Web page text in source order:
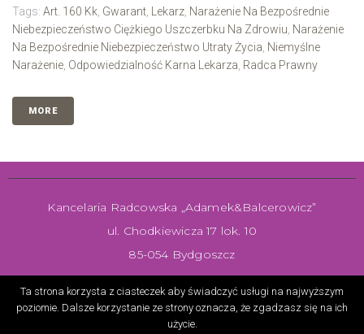
Tags: Art. 160 Kk Gwarant Lekarz Narażenie Na Bezpośrednie
Niebezpieczeństwo Ciężkiego Uszczerbku Na Zdrowiu Narażenie
Na Bezpośrednie Niebezpieczeństwo Utraty Życia Niemyślne
Narażenie Odpowiedzialność Karna Lekarza Radca Prawny
MORE
Kancelaria Radcowska „Adamek&Balcerowicz”
ul. Chodkiewicza 17 lok. 10
85-054 Bydgoszcz
Realizacja: Template design
Ta strona korzysta z ciasteczek aby świadczyć usługi na najwyższym
poziomie. Dalsze korzystanie ze strony oznacza, że zgadzasz się na ich
użycie.